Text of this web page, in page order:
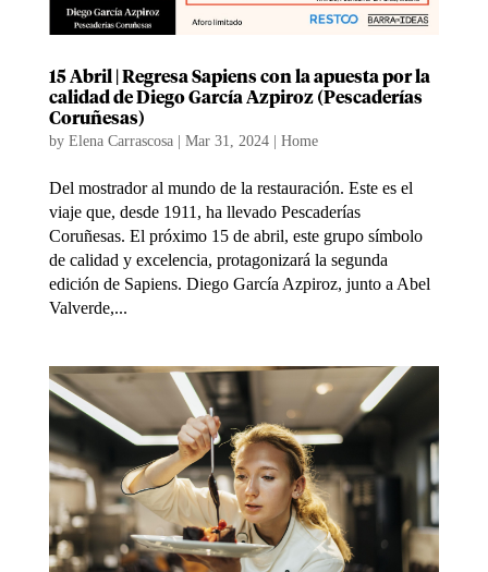
15 Abril | Regresa Sapiens con la apuesta por la
calidad de Diego García Azpiroz (Pescaderías
Coruñesas)
by Elena Carrascosa| Mar 31, 2024| Home
Del mostrador al mundo de la restauración. Este es el
viaje que, desde 1911, ha llevado Pescaderías
Coruñesas. El próximo 15 de abril, este grupo símbolo
de calidad y excelencia, protagonizará la segunda
edición de Sapiens. Diego García Azpiroz, junto a Abel
Valverde,...